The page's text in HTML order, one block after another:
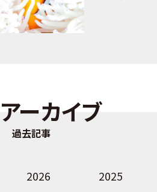
アーカイブ
過去記事
2026 2025